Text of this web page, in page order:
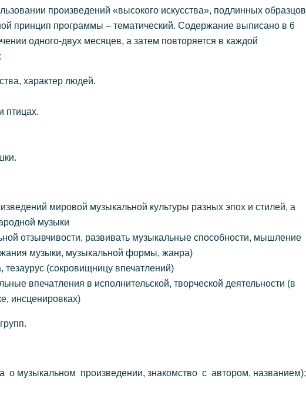
произведений «высокого искусства», подлинных образцов
принцип программы – тематический. Содержание выписано в 6
одного-двух месяцев, а затем повторяется в каждой
характер людей.
птицах.
мировой музыкальной культуры разных эпох и стилей, а
музыки
отзывчивости, развивать музыкальные способности, мышление
музыки, музыкальной формы, жанра)
тезаурус (сокровищницу впечатлений)
впечатления в исполнительской, творческой деятельности (в
инсценировках)
о музыкальном произведении, знакомство с автором, названием);